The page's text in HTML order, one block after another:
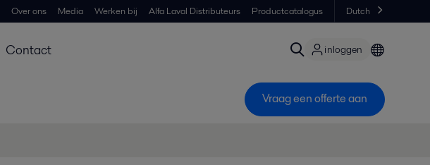
Over ons Media Werken bij Alfa Laval Distributeurs Productcatalogus Dutch
Contact inloggen
Vraag een offerte aan